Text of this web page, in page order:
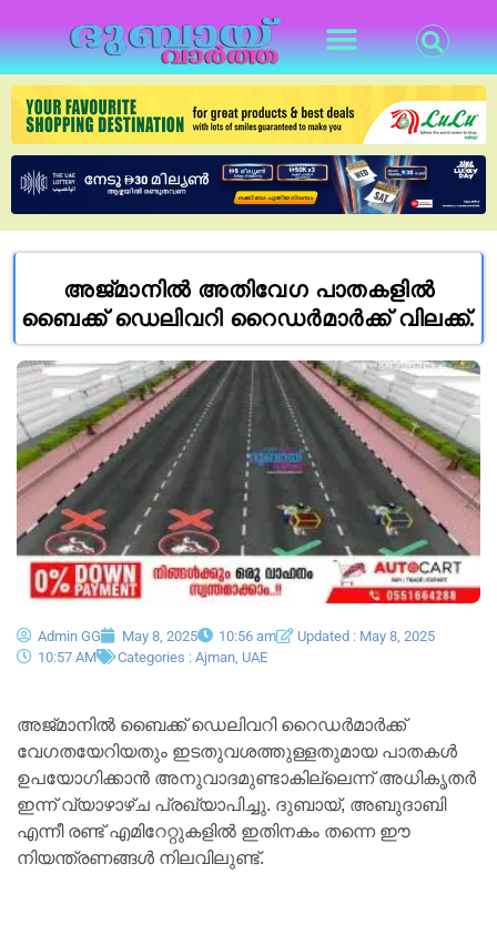
അജ്മാനിൽ അതിവേഗ പാതകളിൽ
ബൈക്ക് ഡെലിവറി റൈഡർമാർക്ക് വിലക്ക്.
Admin GG May 8, 2025 10:56 am
Updated : May 8, 2025
10:57 AM
Categories : Ajman UAE
അജ്മാനിൽ ബൈക്ക് ഡെലിവറി റൈഡർമാർക്ക്
വേഗതയേറിയതും ഇടതുവശത്തുള്ളതുമായ പാതകൾ
ഉപയോഗിക്കാൻ അനുവാദമുണ്ടാകില്ലെന്ന് അധികൃതർ
ഇന്ന് വ്യാഴാഴ്ച പ്രഖ്യാപിച്ചു. ദുബായ്, അബുദാബി
എന്നീ രണ്ട് എമിറേറ്റുകളിൽ ഇതിനകം തന്നെ ഈ
നിയന്ത്രണങ്ങൾ നിലവിലുണ്ട്.